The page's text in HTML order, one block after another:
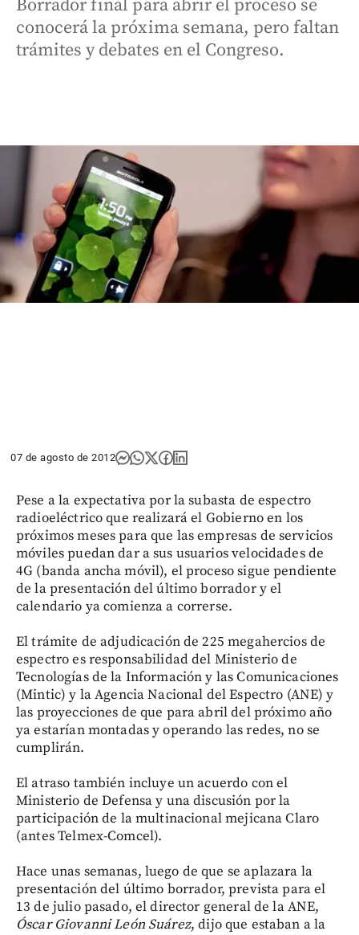
Borrador final para abrir el proceso se
conocerá la próxima semana, pero faltan
trámites y debates en el Congreso.
07 de agosto de 2012
Pese a la expectativa por la subasta de espectro
radioeléctrico que realizará el Gobierno en los
próximos meses para que las empresas de servicios
móviles puedan dar a sus usuarios velocidades de
4G (banda ancha móvil), el proceso sigue pendiente
de la presentación del último borrador y el
calendario ya comienza a correrse.
El trámite de adjudicación de 225 megahercios de
espectro es responsabilidad del Ministerio de
Tecnologías de la Información y las Comunicaciones
(Mintic) y la Agencia Nacional del Espectro (ANE) y
las proyecciones de que para abril del próximo año
ya estarían montadas y operando las redes, no se
cumplirán.
El atraso también incluye un acuerdo con el
Ministerio de Defensa y una discusión por la
participación de la multinacional mejicana Claro
(antes Telmex-Comcel).
Hace unas semanas, luego de que se aplazara la
presentación del último borrador, prevista para el
13 de julio pasado, el director general de la ANE,
Óscar Giovanni León Suárez, dijo que estaban a la